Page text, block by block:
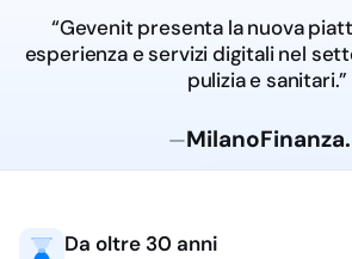
“Gevenit presenta la nuova
esperienza e servizi digitali nel
pulizia e sanitari.”
—
Da oltre 30 anni